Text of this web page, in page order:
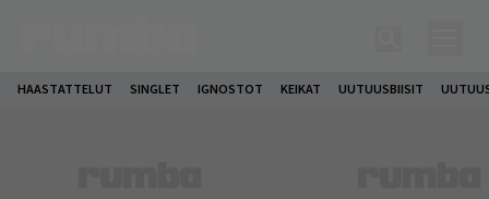
HAASTATTELUT SINGLET IGNOSTOT KEIKAT UUTUUSBIISIT